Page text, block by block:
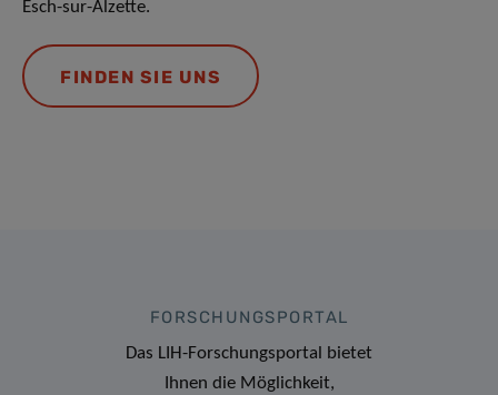
Esch-sur-Alzette.
FINDEN SIE UNS
FORSCHUNGSPORTAL
Das LIH-Forschungsportal bietet
Ihnen die Möglichkeit,